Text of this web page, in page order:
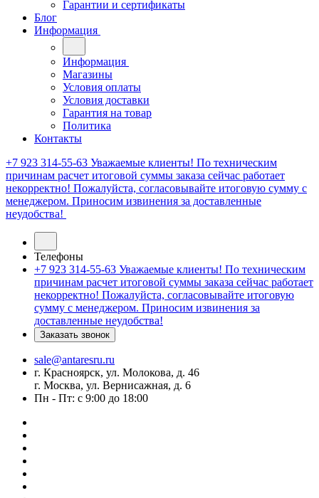
Гарантии и сертификаты
Блог
Информация
Информация
Магазины
Условия оплаты
Условия доставки
Гарантия на товар
Политика
Контакты
+7 923 314-55-63 Уважаемые клиенты! По техническим
причинам расчет итоговой суммы заказа сейчас работает
некорректно! Пожалуйста, согласовывайте итоговую сумму с
менеджером. Приносим извинения за доставленные
неудобства!
Телефоны
+7 923 314-55-63 Уважаемые клиенты! По техническим
причинам расчет итоговой суммы заказа сейчас работает
некорректно! Пожалуйста, согласовывайте итоговую
сумму с менеджером. Приносим извинения за
доставленные неудобства!
Заказать звонок
sale@antaresru.ru
г. Красноярск, ул. Молокова, д. 46
г. Москва, ул. Вернисажная, д. 6
Пн - Пт: с 9:00 до 18:00